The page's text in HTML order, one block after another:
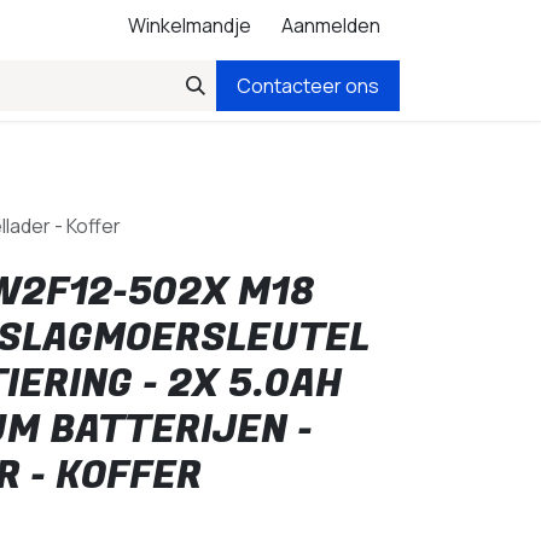
Winkelmandje Aanmelden
Contacteer ons
- Koffer
502X M18
- 2X 5.0AH
BATTERIJEN -
- KOFFER